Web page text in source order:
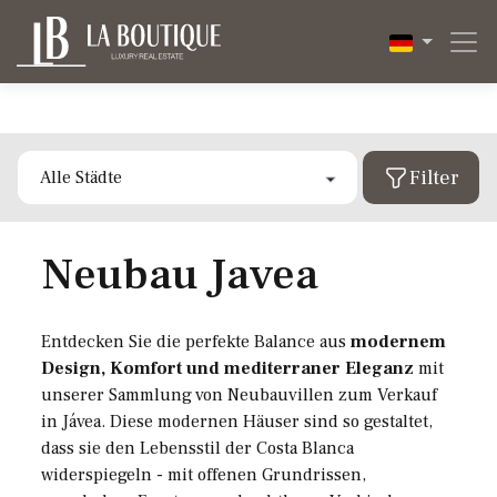
Alle
Alcalalí
Benidoleig
Benitachell
Calpe
Filter
Art der Immobilie
Apartment
Grundstück
Haus
Penthouse
Costa Blanca
Ibiza
Valencia
MehrEigenschaften
Alle
Alcalalí
Altea
Benidoleig
Preis
Ab
Zimmer
Alle
Mehr Filter
Neubau Javea
Entdecken Sie die perfekte Balance ausmodernem
Design, Komfort und mediterraner Eleganz mit
unserer Sammlung von Neubauvillen zum Verkauf
in Jávea. Diese modernen Häuser sind so gestaltet,
dass sie den Lebensstil der Costa Blanca
widerspiegeln - mit offenen Grundrissen,